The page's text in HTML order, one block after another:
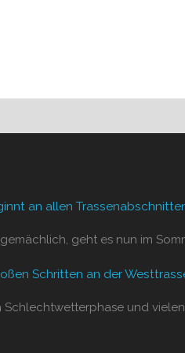
an allen
geht es nun im
Schritten an der
und